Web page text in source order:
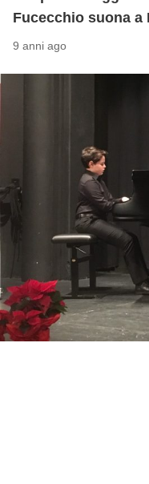
Fucecchio suona a
9 anni ago